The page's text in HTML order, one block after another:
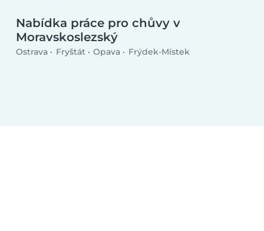
Nabídka práce pro chůvy v
Moravskoslezský
Ostrava Fryštát Opava Frýdek-Místek